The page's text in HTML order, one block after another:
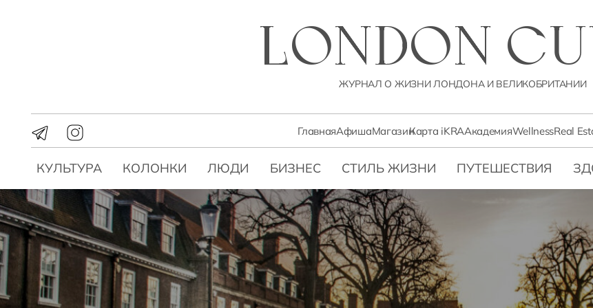
LONDON
ЖУРНАЛ О ЖИЗНИ ЛОНДОНА И ВЕЛИКОБРИТАНИИ
ГлавнаяАфишаМагазинКарта iKRAАкадемияWellnessReal
КУЛЬТУРА КОЛОНКИ ЛЮДИ БИЗНЕС СТИЛЬ ЖИЗНИ ПУТЕШЕСТВИЯ